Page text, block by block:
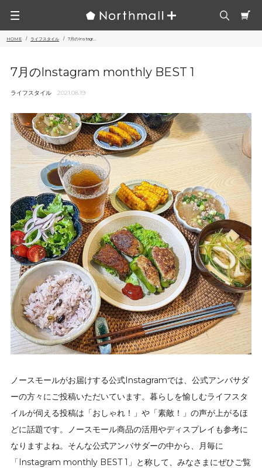
HOME ライフスタイル 7月のInstagr...
7月のInstagram monthly BEST 1
ライフスタイル 2021.08.19
ノースモールがお届けする公式Instagramでは、公式アンバサダ
ーの方々にご投稿いただいています。暮らしを愉しむライフスタ
イルが伺える投稿は「おしゃれ！」や「素敵！」の声が上がるほ
どに話題です。ノースモール商品の活用やディスプレイも参考に
なりますよね。そんな公式アンバサダーの中から、月毎に
「Instagram monthly BEST 1」と称して、みなさまにぜひご覧